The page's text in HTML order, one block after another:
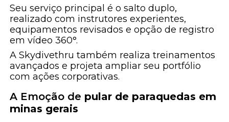
Seu serviço principal é o salto duplo,
realizado com instrutores experientes,
equipamentos revisados e opção de registro
em vídeo 360°.
A Skydivethru também realiza treinamentos
avançados e projeta ampliar seu portfólio
com ações corporativas.
A Emoção de pular de paraquedas em
minas gerais